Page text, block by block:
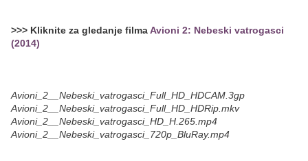
>>> Kliknite za gledanje filmaAvioni 2: Nebeski vatrogasci
(2014)
Avioni_2__Nebeski_vatrogasci_Full_HD_HDCAM.3gp
Avioni_2__Nebeski_vatrogasci_Full_HD_HDRip.mkv
Avioni_2__Nebeski_vatrogasci_HD_H.265.mp4
Avioni_2__Nebeski_vatrogasci_720p_BluRay.mp4